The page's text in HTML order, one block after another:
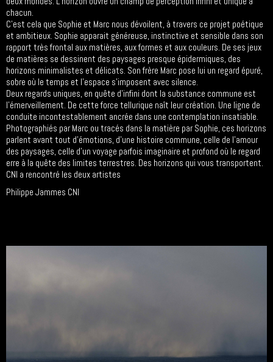
chacun.
C’est cela que Sophie et Marc nous dévoilent, à travers ce projet poétique
et ambitieux. Sophie apparait généreuse, instinctive et sensible dans son
rapport très frontal aux matières, aux formes et aux couleurs. De ses jeux
de matières se dessinent des paysages presque épidermiques, des
horizons minimalistes et délicats. Son frère Marc pose lui un regard épuré,
sobre où le temps et l’espace s’imposent avec silence.
Deux regards uniques, en quête d’infini dont la substance commune est
l’émerveillement. De cette force tellurique naît leur création. Une ligne de
conduite incontestablement ancrée dans une contemplation insatiable.
Photographiés par Marc ou tracés dans la matière par Sophie, ces horizons
parlent avant tout d’émotions, d’une histoire commune, celle de l’amour
des paysages, celle d’un voyage parfois imaginaire et profond où le regard
erre à la quête des limites terrestres. Des horizons qui vous transportent.
CNI a rencontré les deux artistes
Philippe Jammes CNI